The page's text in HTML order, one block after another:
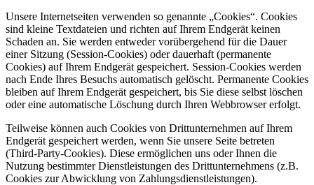
Unsere Internetseiten verwenden so genannte „Cookies“. Cookies
sind kleine Textdateien und richten auf Ihrem Endgerät keinen
Schaden an. Sie werden entweder vorübergehend für die Dauer
einer Sitzung (Session-Cookies) oder dauerhaft (permanente
Cookies) auf Ihrem Endgerät gespeichert. Session-Cookies werden
nach Ende Ihres Besuchs automatisch gelöscht. Permanente Cookies
bleiben auf Ihrem Endgerät gespeichert, bis Sie diese selbst löschen
oder eine automatische Löschung durch Ihren Webbrowser erfolgt.
Teilweise können auch Cookies von Drittunternehmen auf Ihrem
Endgerät gespeichert werden, wenn Sie unsere Seite betreten
(Third-Party-Cookies). Diese ermöglichen uns oder Ihnen die
Nutzung bestimmter Dienstleistungen des Drittunternehmens (z.B.
Cookies zur Abwicklung von Zahlungsdienstleistungen).